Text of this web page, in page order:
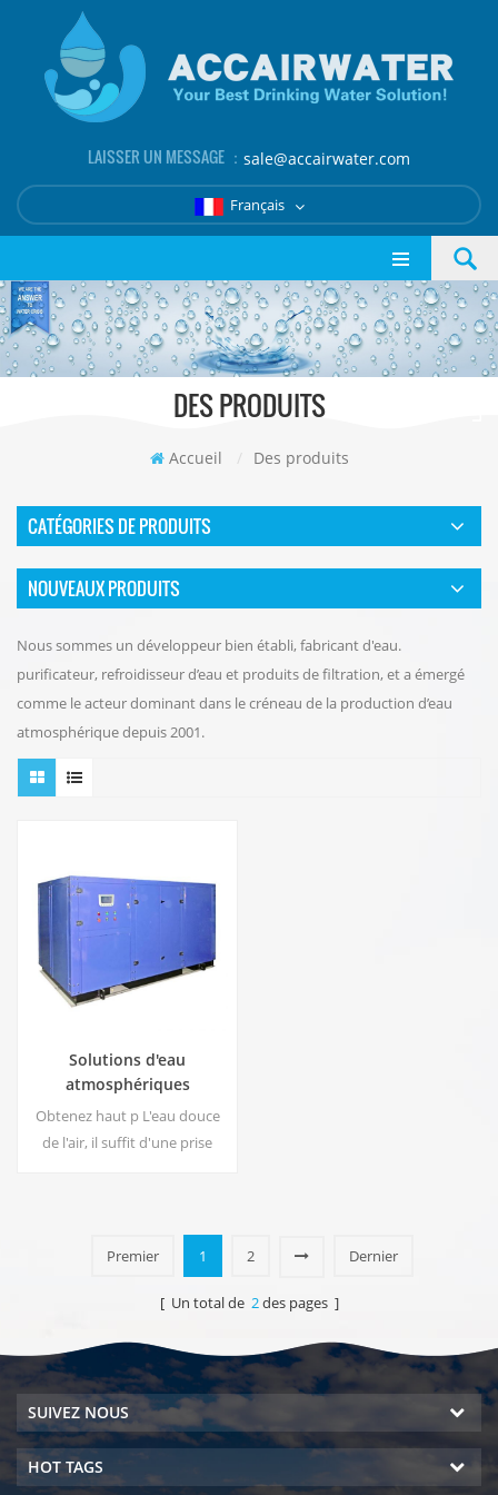
LAISSER UN MESSAGE ： sale@accairwater.com
Français
DES PRODUITS
Accueil / Des produits
CATÉGORIES DE PRODUITS
NOUVEAUX PRODUITS
Nous sommes un développeur bien établi, fabricant d'eau.
purificateur, refroidisseur d’eau et produits de filtration, et a émergé
comme le acteur dominant dans le créneau de la production d’eau
atmosphérique depuis 2001.
Solutions d'eau
atmosphériques
commerciales EA-1000
Obtenez haut p L'eau douce
de l'air, il suffit d'une prise
industriel vous donne une eau
potable riche et sûre!
Premier 1 2 Dernier
[ Un total de 2des pages ]
SUIVEZ NOUS
HOT TAGS